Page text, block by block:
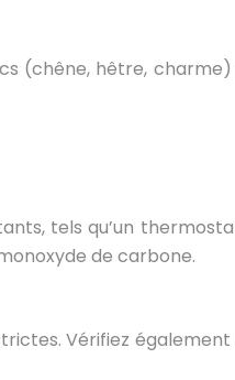
(chêne, hêtre,
tels qu’un
de carbone.
Vérifiez